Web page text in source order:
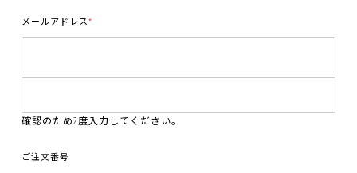
メールアドレス*
確認のため2度入力してください。
ご注文番号